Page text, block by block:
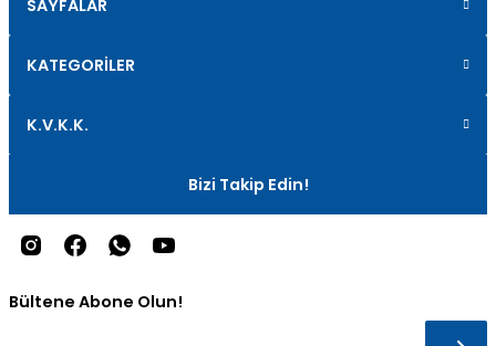
SAYFALAR
KATEGORİLER
K.V.K.K.
Bizi Takip Edin!
Bültene Abone Olun!